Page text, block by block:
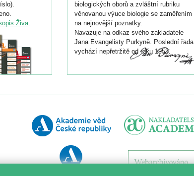
Živa.
biologických oborů a zvláštní rubriku
věnovanou výuce biologie se zaměřením
na nejnovější poznatky.
Navazuje na odkaz svého zakladatele
Jana Evangelisty Purkyně. Poslední řada
vychází nepřetržitě od roku 1953.